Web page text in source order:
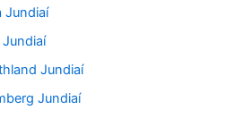
Jundiaí
Jundiaí
Jundiaí